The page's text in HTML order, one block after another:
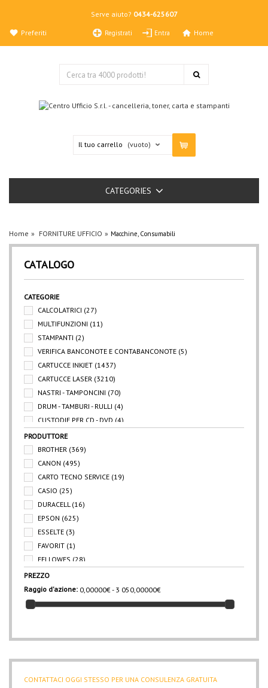
Serve aiuto? 0434-625607
Registrati Entra
Preferiti Home
Il tuo carrello (vuoto)
CATEGORIES
Home FORNITURE UFFICIO Macchine, Consumabili
CATALOGO
CATEGORIE
CALCOLATRICI (27)
MULTIFUNZIONI (11)
STAMPANTI (2)
VERIFICA BANCONOTE E CONTABANCONOTE (5)
CARTUCCE INKJET (1437)
CARTUCCE LASER (3210)
NASTRI - TAMPONCINI (70)
DRUM - TAMBURI - RULLI (4)
CUSTODIE PER CD - DVD (4)
CD - DVD - CHIAVETTE
BATTERIE - CARICABATTERIE
SUPPORTI PER PERIFERICHE - LEGGII
PURIFICATORI(17)
CAVI - PERIFERICHE - MUOSE - TASTIERE
ROTOLI PER CALCOLATRICI - POS
PRODUTTORE
BROTHER (369)
CANON (495)
CARTO TECNO SERVICE (19)
CASIO (25)
DURACELL (16)
EPSON (625)
ESSELTE (3)
FAVORIT (1)
FELLOWES (28)
HOLENBURG
HP (8)
IBM(2)
INFORMATIC 83(6)
KYOCERA(47)
PREZZO
Raggio d'azione: 0,00000€ - 3 050,00000€
CONTATTACI OGGI STESSO PER UNA CONSULENZA GRATUITA